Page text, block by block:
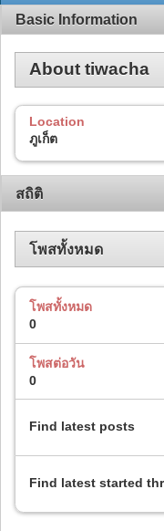
Basic Information
About tiwacha
Location
ภูเก็ต
สถิติ
โพสทั้งหมด
โพสทั้งหมด
0
โพสต่อวัน
0
Find latest posts
Find latest started